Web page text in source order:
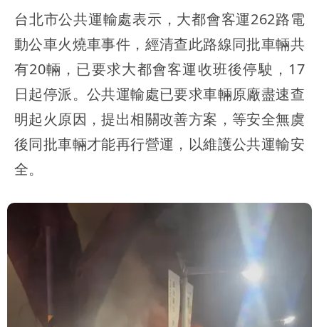
台北市公共運輸處表示，大都會客運262路電
動公車火燒車事件，經清查此路線同批車輛共
有20輛，已要求大都會客運收班後停駛，17
日起停派。公共運輸處已要求車輛原廠盡速查
明起火原因，提出相關改善方案，等安全無虞
後同批車輛才能再行營運，以維護公共運輸安
全。